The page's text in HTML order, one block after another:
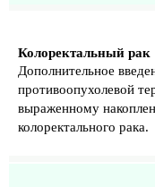
Колоректальный рак
Дополнительное
противоопухолевой
выраженному
колоректального рака.